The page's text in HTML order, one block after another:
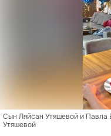
Сын Ляйсан Утяшевой и Павла
Утяшевой